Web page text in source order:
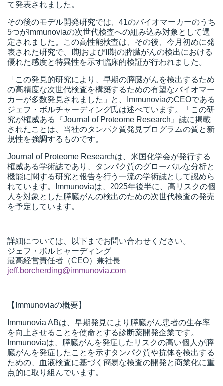
て発表されました。
その後のモデル開発研究では、41のバイオマーカーのうち
5つがImmunoviaの次世代検査への組み込み対象として選
定されました。この高性能検査は、その後、今月初めに発
表された研究で、I期およびII期の膵臓がんの検出における
優れた感度と特異性を示す臨床的検証が行われました。
「この発見的研究により、早期の膵臓がんを検出するため
の高精度な次世代検査を構築するための有望なバイオマー
カーが多数発見されました」と、ImmunoviaのCEOである
ジェフ・ボルチャーディング氏は述べています。「この研
究が権威ある『Journal of Proteome Research』誌に掲載
されたことは、当社のタンパク質発見プログラムの質と新
規性を強調するものです。
Journal of Proteome Researchは、米国化学会が発行する
権威ある学術誌であり、タンパク質のグローバルな分析と
機能に関する研究と報告を行う一流の学術誌として認めら
れています。Immunoviaは、2025年後半に、高リスクの個
人を対象とした膵臓がんの検出のための次世代検査の発売
を予定しています。
詳細については、以下までお問い合わせください。
ジェフ・ボルヒャーディング
最高経営責任者（CEO）兼社長
jeff.borcherding@immunovia.com
【Immunoviaの概要】
Immunovia ABは、早期発見により膵臓がん患者の生存率
を向上させることを使命とする診断薬開発企業です。
Immunoviaは、膵臓がんを発症したリスクの高い個人が膵
臓がんを発症したことを示すタンパク質や抗体を検出する
ための、血液検査に基づく簡易な検査の開発と商業化に重
点的に取り組んでいます。